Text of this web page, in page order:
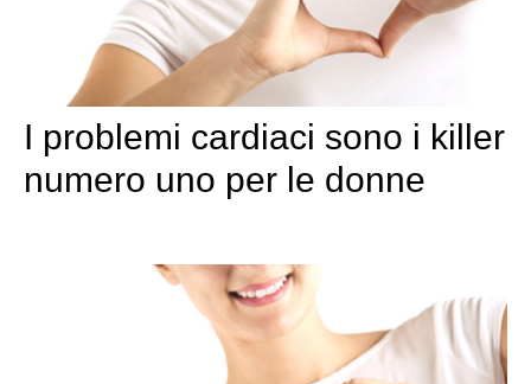
I problemi cardiaci sono i killer
numero uno per le donne